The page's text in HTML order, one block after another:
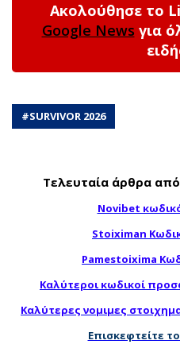
Ακολούθησε το
Google News για
#SURVIVOR 2026
Τελευταία άρθρα από
Novibet
Stoiximan
Pamestoixima
Καλύτεροι κωδικοί
Καλύτερες νομιμες
Επισκεφτείτε